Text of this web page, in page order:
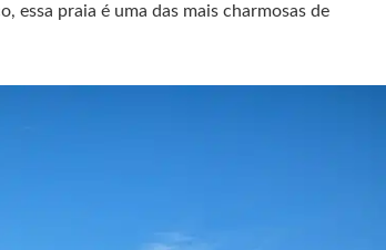
essa praia é uma das mais charmosas de